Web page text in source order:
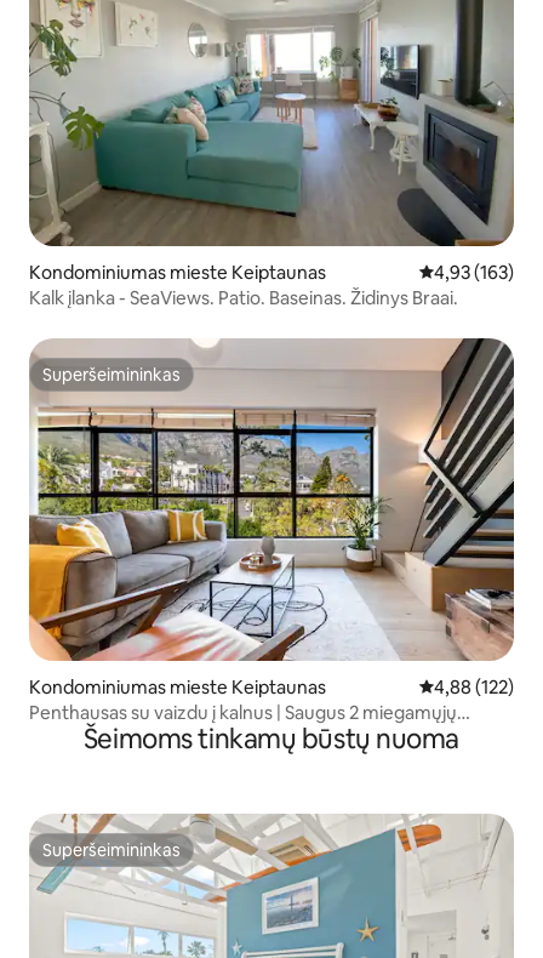
Kondominiumas mieste Keiptaunas Vidutinis
4,93 (163)
Kalk įlanka - SeaViews. Patio. Baseinas. Židinys Braai.
Superšeimininkas
Superšeimininkas
Kondominiumas mieste Keiptaunas Vidutinis
4,88 (122)
Penthausas su vaizdu į kalnus | Saugus 2 miegamųjų
būstas su vaizdais ir baseinu
Šeimoms tinkamų būstų nuoma
Superšeimininkas
Superšeimininkas